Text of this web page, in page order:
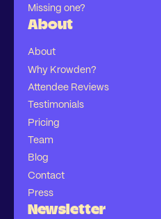
Missing one?
About
About
Why Krowden?
Attendee Reviews
Testimonials
Pricing
Team
Blog
Contact
Press
Newsletter